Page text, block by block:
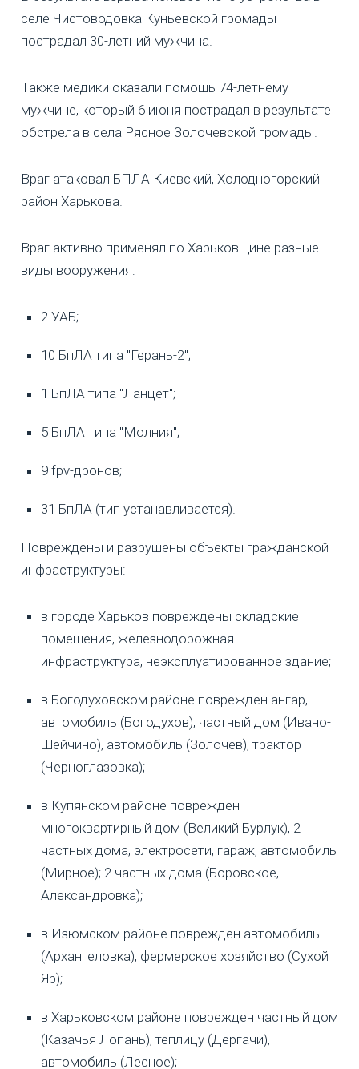
селе Чистоводовка Куньевской громады
пострадал 30-летний мужчина.
Также медики оказали помощь 74-летнему
мужчине, который 6 июня пострадал в результате
обстрела в села Рясное Золочевской громады.
Враг атаковал БПЛА Киевский, Холодногорский
район Харькова.
Враг активно применял по Харьковщине разные
виды вооружения:
2 УАБ;
10 БпЛА типа "Герань-2";
1 БпЛА типа "Ланцет";
5 БпЛА типа "Молния";
9 fpv-дронов;
31 БпЛА (тип устанавливается).
Повреждены и разрушены объекты гражданской
инфраструктуры:
в городе Харьков повреждены складские
помещения, железнодорожная
инфраструктура, неэксплуатированное здание;
в Богодуховском районе поврежден ангар,
автомобиль (Богодухов), частный дом (Ивано-
Шейчино), автомобиль (Золочев), трактор
(Черноглазовка);
в Купянском районе поврежден
многоквартирный дом (Великий Бурлук), 2
частных дома, электросети, гараж, автомобиль
(Мирное); 2 частных дома (Боровское,
Александровка);
в Изюмском районе поврежден автомобиль
(Архангеловка), фермерское хозяйство (Сухой
Яр);
в Харьковском районе поврежден частный дом
(Казачья Лопань), теплицу (Дергачи),
автомобиль (Лесное);